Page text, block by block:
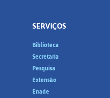
SERVIÇOS
Biblioteca
Secretaria
Pesquisa
Extensão
Enade